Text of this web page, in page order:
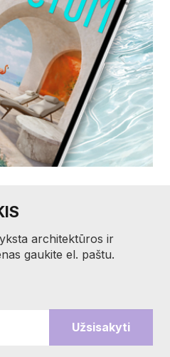
architektūros ir
gaukite el. paštu.